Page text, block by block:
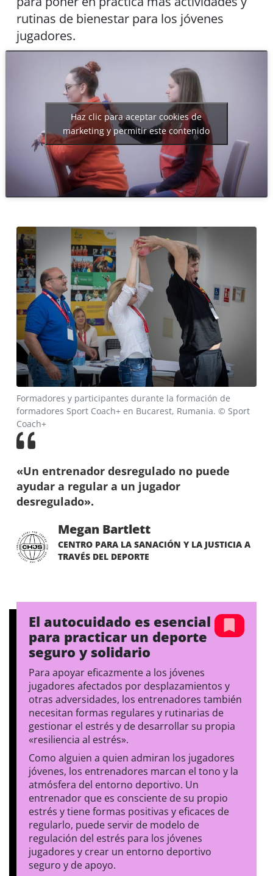
rutinas de bienestar para los jóvenes
jugadores.
Haz clic para aceptar cookies de
marketing y permitir este contenido
Formadores y participantes durante la formación de
formadores Sport Coach+ en Bucarest, Rumania. © Sport
Coach+
«Un entrenador desregulado no puede
ayudar a regular a un jugador
desregulado».
Megan Bartlett
CENTRO PARA LA SANACIÓN Y LA JUSTICIA A
TRAVÉS DEL DEPORTE
El autocuidado es esencial
para practicar un deporte
seguro y solidario
Para apoyar eficazmente a los jóvenes
jugadores afectados por desplazamientos y
otras adversidades, los entrenadores también
necesitan formas regulares y rutinarias de
gestionar el estrés y de desarrollar su propia
«resiliencia al estrés».
Como alguien a quien admiran los jugadores
jóvenes, los entrenadores marcan el tono y la
atmósfera del entorno deportivo. Un
entrenador que es consciente de su propio
estrés y tiene formas positivas y eficaces de
regularlo, puede servir de modelo de
regulación del estrés para los jóvenes
jugadores y crear un entorno deportivo
seguro y de apoyo.